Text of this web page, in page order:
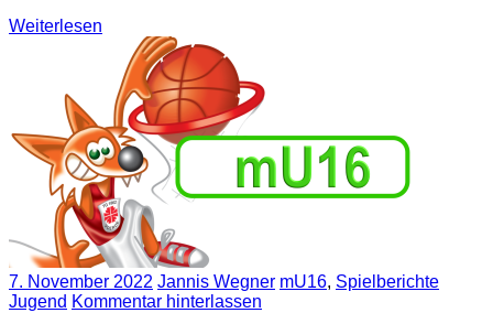
Weiterlesen
7. November 2022 Jannis Wegner mU16, Spielberichte
Jugend Kommentar hinterlassen